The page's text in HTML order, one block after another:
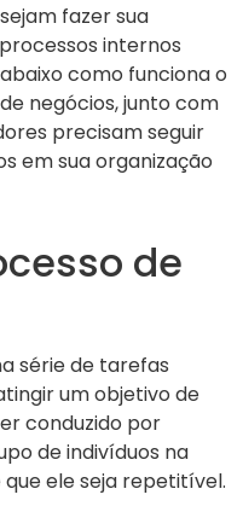
fazer sua
internos
como funciona o
negócios, junto com
precisam seguir
em sua organização
de
série de tarefas
um objetivo de
conduzido por
de indivíduos na
ele seja repetitível.